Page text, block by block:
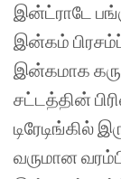
இன்ட்ராடே
இன்கம்
இன்கமாக
சட்டத்தின்
டிரேடிங்கில்
வருமான